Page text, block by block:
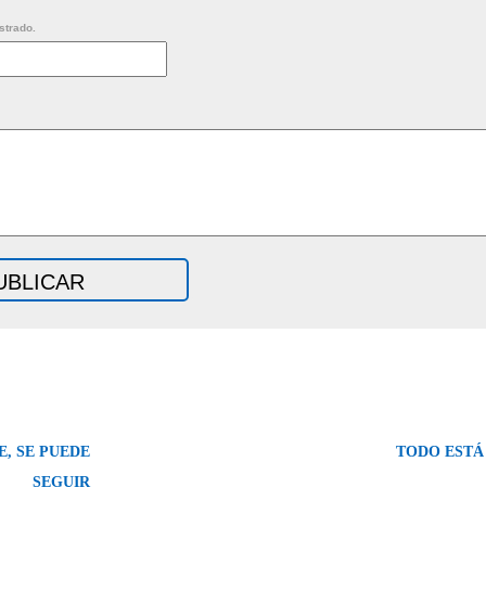
SE PUEDE
SEGUIR
TODO